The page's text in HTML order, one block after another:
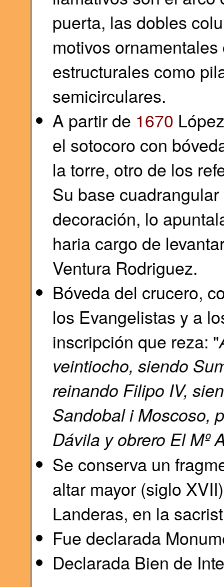
puerta, las dobles
motivos
estructurales como
semicirculares.
A partir de 1670
el sotocoro con
la torre, otro de los
Su base
decoración, lo
haria cargo de
Ventura Rodriguez.
Bóveda del crucero,
los Evangelistas y a
inscripción que reza: "
veintiocho, siendo
reinando Filipo IV,
Sandobal i Moscoso,
Dávila y obrero El Mº
Se conserva un
altar mayor (siglo
Landeras, en la
Fue declarada
Declarada Bien de